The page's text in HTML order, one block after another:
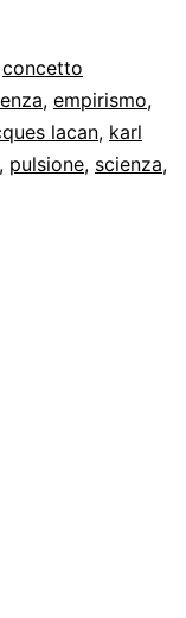
concetto
, empirismo,
lacan, karl
, pulsione, scienza,